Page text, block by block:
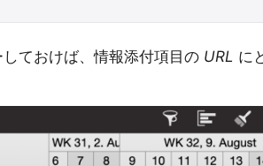
ておけば、情報添付項目の URL に